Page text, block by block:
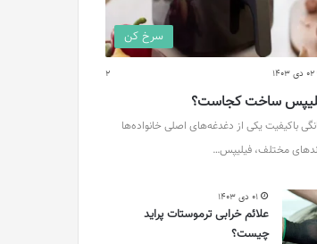
سرخ کن
02 دی 1403 2
ساخت کجاست؟
باکیفیت یکی از دغدغه‌های اصلی خانواده‌ها
مختلف، فیلیپس…
01 دی 1403
علائم خرابی ترموستات پراید
چیست؟